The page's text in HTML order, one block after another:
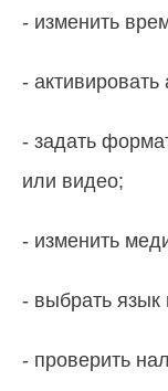
- изменить
-
- задать
или видео;
- изменить
- выбрать
- проверить